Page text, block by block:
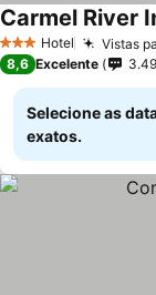
3 EstrelasHotel Vistas
Carmel River
8,6 Excelente
Selecione as
exatos.